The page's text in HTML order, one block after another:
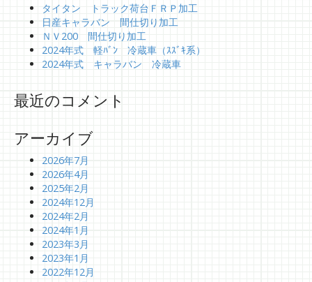
タイタン トラック荷台ＦＲＰ加工
日産キャラバン 間仕切り加工
ＮＶ200 間仕切り加工
2024年式 軽ﾊﾞﾝ 冷蔵車（ｽｽﾞｷ系）
2024年式 キャラバン 冷蔵車
最近のコメント
アーカイブ
2026年7月
2026年4月
2025年2月
2024年12月
2024年2月
2024年1月
2023年3月
2023年1月
2022年12月